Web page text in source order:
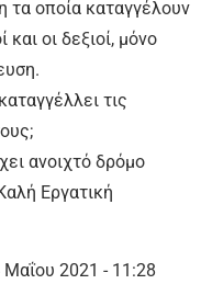
τα οποία καταγγέλουν
και οι δεξιοί, μόνο
τις
ανοιχτό δρόμο
Εργατική
Μαΐου 2021 - 11:28